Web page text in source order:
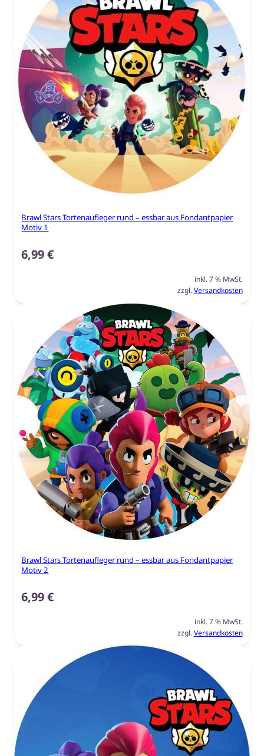
Brawl Stars Tortenaufleger rund – essbar aus Fondantpapier
Motiv 1
6,99€
inkl. 7 % MwSt.
zzgl.Versandkosten
Brawl Stars Tortenaufleger rund – essbar aus Fondantpapier
Motiv 2
6,99€
inkl. 7 % MwSt.
zzgl.Versandkosten